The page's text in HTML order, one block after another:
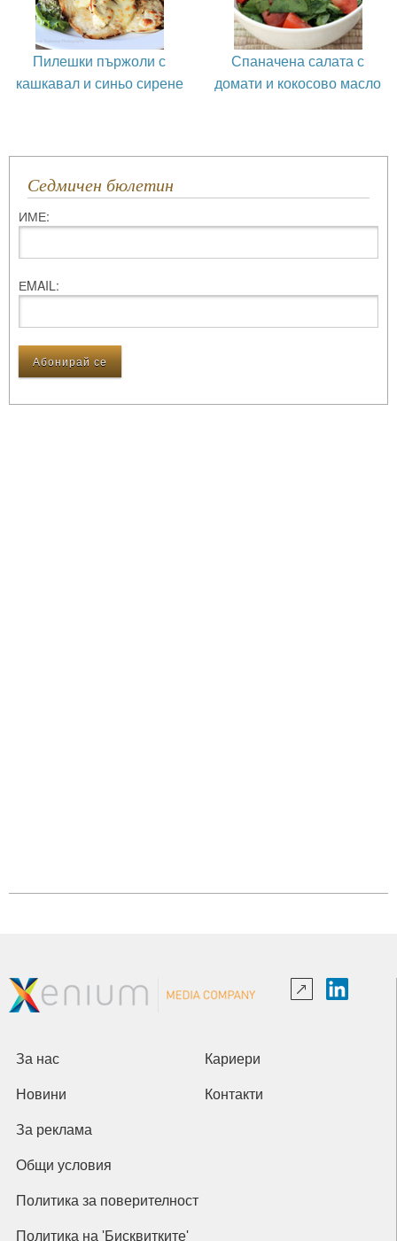
Пилешки пържоли с
кашкавал и синьо сирене
Спаначена салата с
домати и кокосово масло
Седмичен бюлетин
ИМЕ:
ЕMAIL:
За нас Кариери
Новини Контакти
За реклама
Общи условия
Политика за поверителност
Политика на 'Бисквитките'